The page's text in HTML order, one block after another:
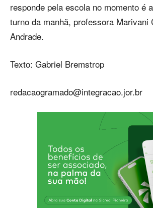
responde pela escola no momento é
turno da manhã, professora Marivani
Andrade.
Texto: Gabriel Bremstrop
redacaogramado@integracao.jor.br